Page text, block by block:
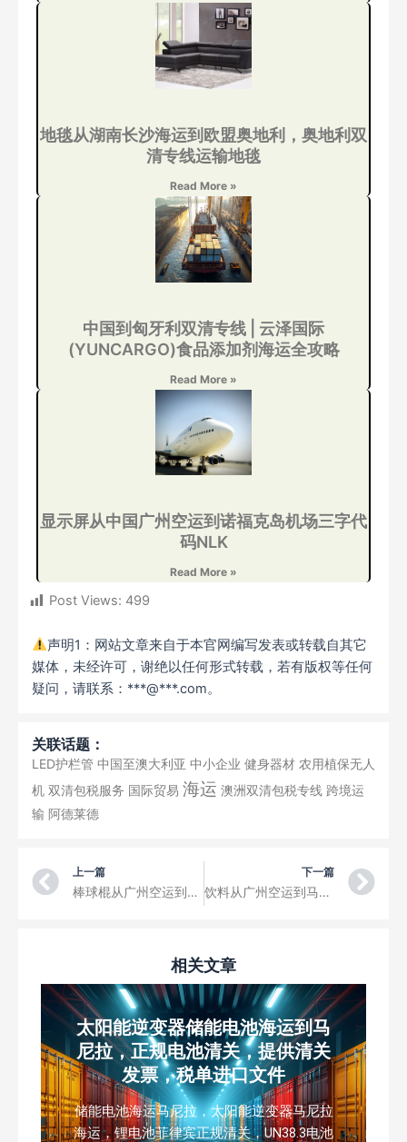
地毯从湖南长沙海运到欧盟奥地利，奥地利双
清专线运输地毯
Read More »
中国到匈牙利双清专线 | 云泽国际
(YUNCARGO)食品添加剂海运全攻略
Read More »
显示屏从中国广州空运到诺福克岛机场三字代
码NLK
Read More »
Post Views: 499
声明1：网站文章来自于本官网编写发表或转载自其它
媒体，未经许可，谢绝以任何形式转载，若有版权等任何
疑问，请联系：***@***.com。
关联话题：
LED护栏管 中国至澳大利亚 中小企业 健身器材 农用植保无人
机 双清包税服务 国际贸易 海运 澳洲双清包税专线 跨境运
输 阿德莱德
Prev
上一篇
棒球棍从广州空运到马来西亚亚双溪大年Sungai Petani，电商小包裹国际快递
下一篇
饮料从广州空运到马来西亚亚莎阿南 Shah Alam，电商小包裹国际快递
相关文章
太阳能逆变器储能电池海运到马
尼拉，正规电池清关，提供清关
发票，税单进口文件
储能电池海运马尼拉，太阳能逆变器马尼拉
海运，锂电池菲律宾正规清关，UN38.3电池